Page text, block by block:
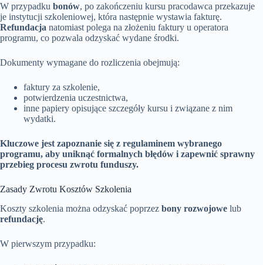
W przypadku bonów, po zakończeniu kursu pracodawca przekazuje
je instytucji szkoleniowej, która następnie wystawia fakturę.
Refundacja natomiast polega na złożeniu faktury u operatora
programu, co pozwala odzyskać wydane środki.
Dokumenty wymagane do rozliczenia obejmują:
faktury za szkolenie,
potwierdzenia uczestnictwa,
inne papiery opisujące szczegóły kursu i związane z nim
wydatki.
Kluczowe jest zapoznanie się z regulaminem wybranego
programu, aby uniknąć formalnych błędów i zapewnić sprawny
przebieg procesu zwrotu funduszy.
Zasady Zwrotu Kosztów Szkolenia
Koszty szkolenia można odzyskać poprzez bony rozwojowe lub
refundację.
W pierwszym przypadku: